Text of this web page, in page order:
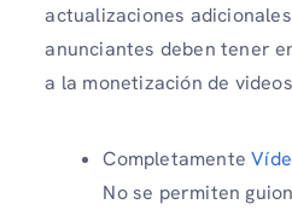
actualizaciones
anunciantes deben tener
a la monetización de
Completamente
No se permiten